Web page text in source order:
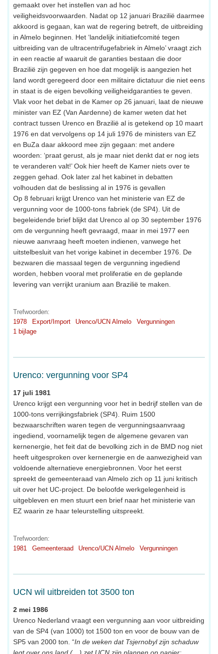
gemaakt over het instellen van ad hoc
veiligheidsvoorwaarden. Nadat op 12 januari Brazilië daarmee
akkoord is gegaan, kan wat de regering betreft, de uitbreiding
in Almelo beginnen. Het ‘landelijk initiatiefcomité tegen
uitbreiding van de ultracentrifugefabriek in Almelo’ vraagt zich
in een reactie af waaruit de garanties bestaan die door
Brazilië zijn gegeven en hoe dat mogelijk is aangezien het
land wordt geregeerd door een militaire dictatuur die niet eens
in staat is de eigen bevolking veiligheidgaranties te geven.
Vlak voor het debat in de Kamer op 26 januari, laat de nieuwe
minister van EZ (Van Aardenne) de kamer weten dat het
contract tussen Urenco en Brazilië al is getekend op 10 maart
1976 en dat vervolgens op 14 juli 1976 de ministers van EZ
en BuZa daar akkoord mee zijn gegaan: met andere
woorden: ‘praat gerust, als je maar niet denkt dat er nog iets
te veranderen valt!’ Ook hier heeft de Kamer niets over te
zeggen gehad. Ook later zal het kabinet in debatten
volhouden dat de beslissing al in 1976 is gevallen
Op 8 februari krijgt Urenco van het ministerie van EZ de
vergunning voor de 1000-tons fabriek (de SP4). Uit de
begeleidende brief blijkt dat Urenco al op 30 september 1976
om de vergunning heeft gevraagd, maar in mei 1977 een
nieuwe aanvraag heeft moeten indienen, vanwege het
uitstelbesluit van het vorige kabinet in december 1976. De
bezwaren die massaal tegen de vergunning ingediend
worden, hebben vooral met proliferatie en de geplande
levering van verrijkt uranium aan Brazilië te maken.
Trefwoorden:
1978
Export/Import Urenco/UCN Almelo
Vergunningen
1 bijlage
Urenco: vergunning voor SP4
17 juli 1981
Urenco krijgt een vergunning voor het in bedrijf stellen van de
1000-tons verrijkingsfabriek (SP4). Ruim 1500
bezwaarschriften waren tegen de vergunningsaanvraag
ingediend, voornamelijk tegen de algemene gevaren van
kernenergie, het feit dat de bevolking zich in de BMD nog niet
heeft uitgesproken over kernenergie en de aanwezigheid van
voldoende alternatieve energiebronnen. Voor het eerst
spreekt de gemeenteraad van Almelo zich op 11 juni kritisch
uit over het UC-project. De beloofde werkgelegenheid is
uitgebleven en men stuurt een brief naar het ministerie van
EZ waarin ze haar teleurstelling uitspreekt.
Trefwoorden:
1981
Gemeenteraad Urenco/UCN Almelo Vergunningen
UCN wil uitbreiden tot 3500 ton
2 mei 1986
Urenco Nederland vraagt een vergunning aan voor uitbreiding
van de SP4 (van 1000) tot 1500 ton en voor de bouw van de
SP5 van 2000 ton. “In de weken dat Tsjernobyl zijn schaduw